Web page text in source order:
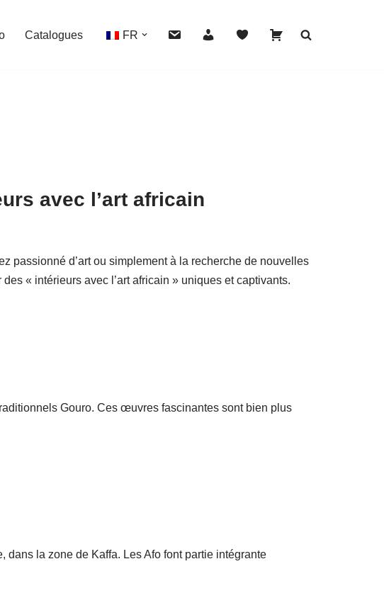
Catalogues FR
avec l’art africain
passionné d’art ou simplement à la recherche de nouvelles
« intérieurs avec l’art africain » uniques et captivants.
Gouro. Ces œuvres fascinantes sont bien plus
dans la zone de Kaffa. Les Afo font partie intégrante